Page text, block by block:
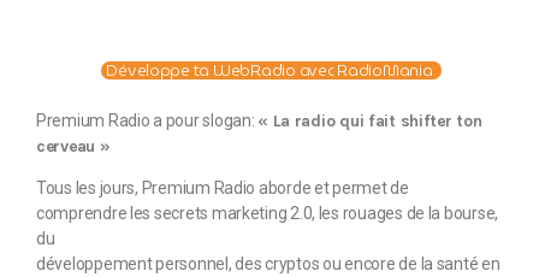
Développe ta WebRadio avec RadioMania
Premium Radio a pour slogan: « La radio qui fait shifter ton
cerveau »
Tous les jours, Premium Radio aborde et permet de
comprendre les secrets marketing 2.0, les rouages de la bourse,
du
développement personnel, des cryptos ou encore de la santé en